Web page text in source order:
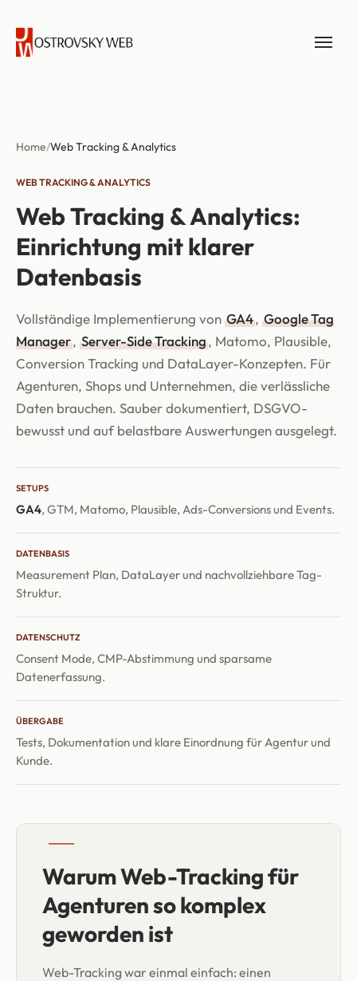
Home/Web Tracking & Analytics
WEB TRACKING & ANALYTICS
Web Tracking & Analytics:
Einrichtung mit klarer
Datenbasis
Vollständige Implementierung von GA4, Google Tag
Manager, Server-Side Tracking, Matomo, Plausible,
Conversion Tracking und DataLayer-Konzepten. Für
Agenturen, Shops und Unternehmen, die verlässliche
Daten brauchen. Sauber dokumentiert, DSGVO-
bewusst und auf belastbare Auswertungen ausgelegt.
SETUPS
GA4, GTM, Matomo, Plausible, Ads-Conversions und Events.
DATENBASIS
Measurement Plan, DataLayer und nachvollziehbare Tag-
Struktur.
DATENSCHUTZ
Consent Mode, CMP-Abstimmung und sparsame
Datenerfassung.
ÜBERGABE
Tests, Dokumentation und klare Einordnung für Agentur und
Kunde.
Warum Web-Tracking für
Agenturen so komplex
geworden ist
Web-Tracking war einmal einfach: einen